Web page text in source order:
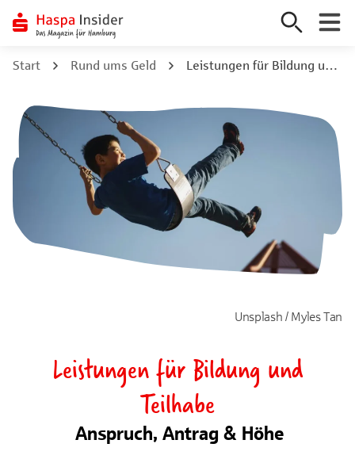
Inhalt
Start Rund ums Geld Leistungen für Bildung und Teilhabe Anspruch, Antrag & Höhe
Unsplash / Myles Tan
Leistungen für Bildung und
Teilhabe
Anspruch, Antrag & Höhe